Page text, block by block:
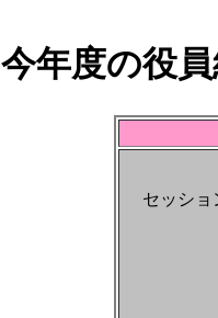
今年度の役
セッショ